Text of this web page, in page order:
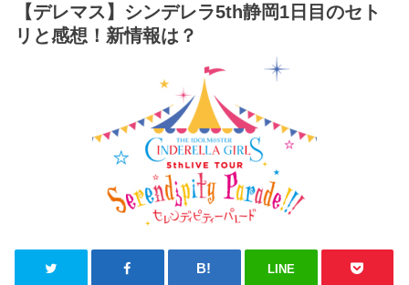
【デレマス】シンデレラ5th静岡1日目のセト
リと感想！新情報は？
LINE